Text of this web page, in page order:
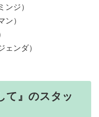
ンジ）
ン）
ェンダ）
て』のスタッ